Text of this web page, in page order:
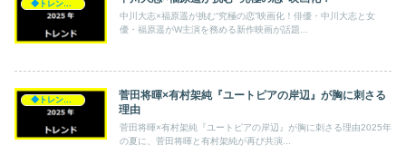
中川大志×福原遥が挑む“究極の恋”映画化！俳優・中川大志と女
優・福原遥がW主演を務める新作映画が話題...
菅田将暉×有村架純『ユートピアの岸辺』が胸に刺さる
理由
菅田将暉×有村架純『ユートピアの岸辺』が胸に刺さる理由2025年
の夏に、菅田将暉と有村架純が再び共演...